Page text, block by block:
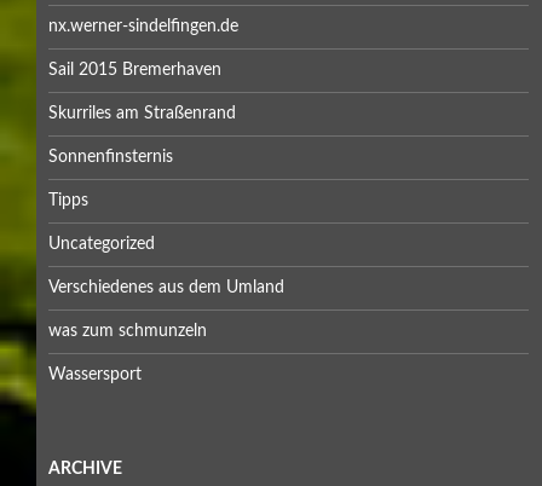
nx.werner-sindelfingen.de
Sail 2015 Bremerhaven
Skurriles am Straßenrand
Sonnenfinsternis
Tipps
Uncategorized
Verschiedenes aus dem Umland
was zum schmunzeln
Wassersport
ARCHIVE